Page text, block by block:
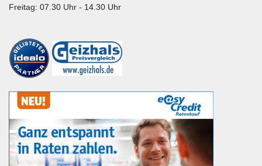
Freitag: 07.30 Uhr - 14.30 Uhr